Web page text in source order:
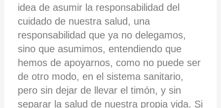
idea de asumir la responsabilidad del
cuidado de nuestra salud, una
responsabilidad que ya no delegamos,
sino que asumimos, entendiendo que
hemos de apoyarnos, como no puede ser
de otro modo, en el sistema sanitario,
pero sin dejar de llevar el timón, y sin
separar la salud de nuestra propia vida. Si